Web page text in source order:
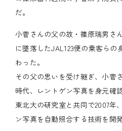
だ。
小菅さんの父の故・篠原瑞男さ
に墜落したJAL123便の乗客ら
わった。
その父の思いを受け継ぎ、小菅
時代、レントゲン写真を身元確
東北大の研究室と共同で2007年
ン写真を自動照合する技術を開